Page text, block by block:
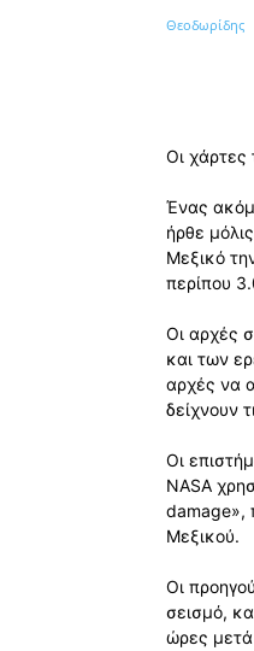
Οι χάρτες
Ένας
ήρθε
Μεξικό
περίπου
Οι αρχές
και των
αρχές να
δείχνουν
Οι
NASA
damage»,
Μεξικού.
Οι
σεισμό,
ώρες μετά